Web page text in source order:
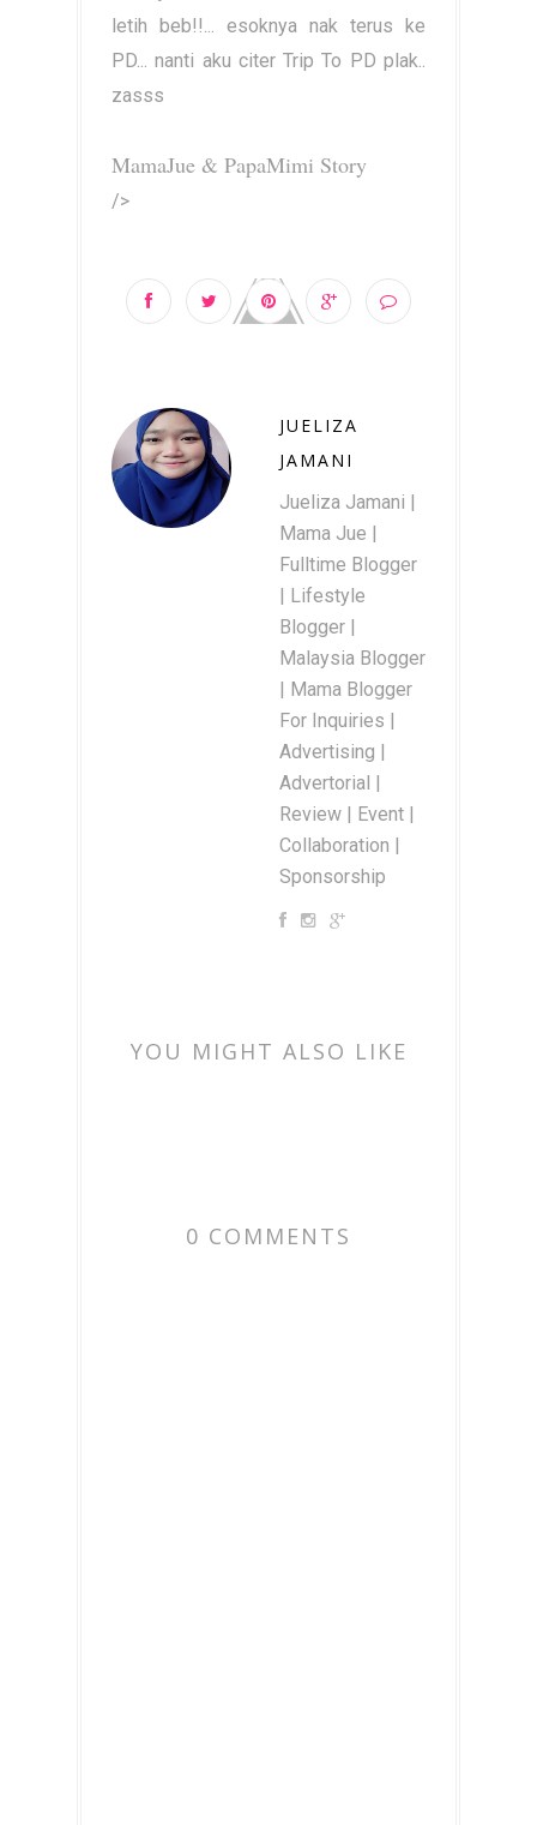
letih beb!!... esoknya nak terus ke
PD... nanti aku citer Trip To PD plak..
zasss
MamaJue & PapaMimi Story
/>
JUELIZA
JAMANI
Jueliza Jamani |
Mama Jue |
Fulltime Blogger
| Lifestyle
Blogger |
Malaysia Blogger
| Mama Blogger
For Inquiries |
Advertising |
Advertorial |
Review | Event |
Collaboration |
Sponsorship
YOU MIGHT ALSO LIKE
0 COMMENTS